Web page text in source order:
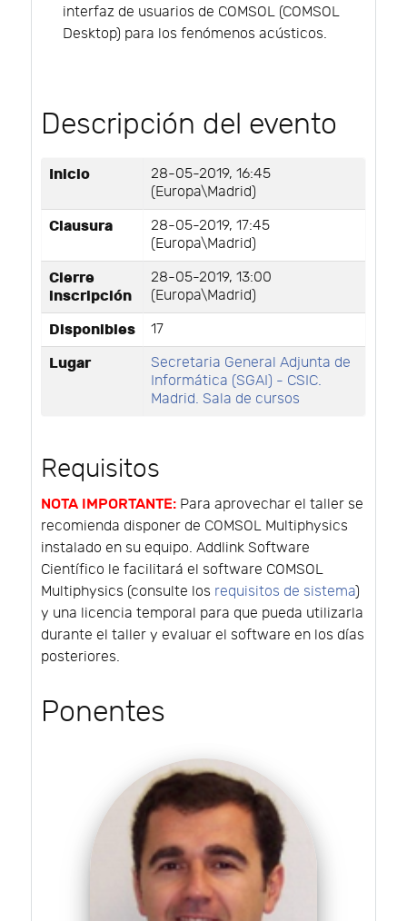
interfaz de usuarios de COMSOL (COMSOL
Desktop) para los fenómenos acústicos.
Descripción del evento
Inicio
28-05-2019, 16:45
(Europa\Madrid)
Clausura
28-05-2019, 17:45
(Europa\Madrid)
Cierre
inscripción
28-05-2019, 13:00
(Europa\Madrid)
Disponibles 17
Lugar
Secretaria General Adjunta de
Informática (SGAI) - CSIC.
Madrid. Sala de cursos
Requisitos
NOTA IMPORTANTE: Para aprovechar el taller se
recomienda disponer de COMSOL Multiphysics
instalado en su equipo. Addlink Software
Científico le facilitará el software COMSOL
Multiphysics (consulte los requisitos de sistema)
y una licencia temporal para que pueda utilizarla
durante el taller y evaluar el software en los días
posteriores.
Ponentes